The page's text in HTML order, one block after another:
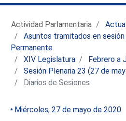
Actividad Parlamentaria
Asuntos tramitados en
Permanente
XIV Legislatura
Febrero a
Sesión Plenaria 23 (27 de
Diarios de Sesiones
Miércoles, 27 de mayo de 2020